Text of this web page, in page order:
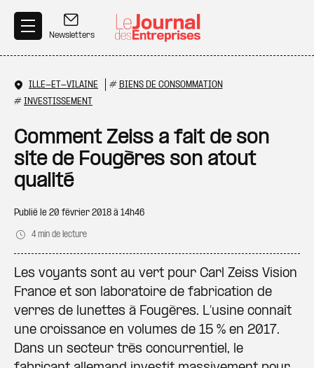
Newsletters
ILLE-ET-VILAINE # BIENS DE CONSOMMATION
# INVESTISSEMENT
Comment Zeiss a fait de son
site de Fougères son atout
qualité
Publié le 20 février 2018 à 14h46
4 min de lecture
Les voyants sont au vert pour Carl Zeiss Vision
France et son laboratoire de fabrication de
verres de lunettes à Fougères. L’usine connaît
une croissance en volumes de 15 % en 2017.
Dans un secteur très concurrentiel, le